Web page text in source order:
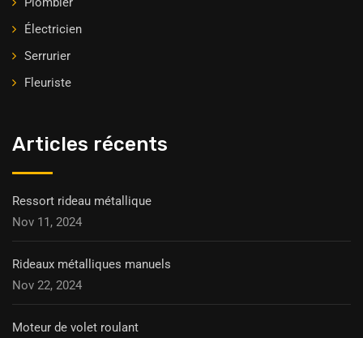
Électricien
Serrurier
Fleuriste
Articles récents
Ressort rideau métallique
Nov 11, 2024
Rideaux métalliques manuels
Nov 22, 2024
Moteur de volet roulant